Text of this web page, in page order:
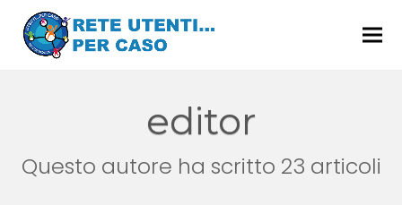
editor
Questo autore ha scritto 23 articoli